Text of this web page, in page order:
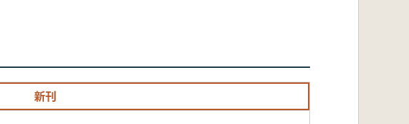
新刊